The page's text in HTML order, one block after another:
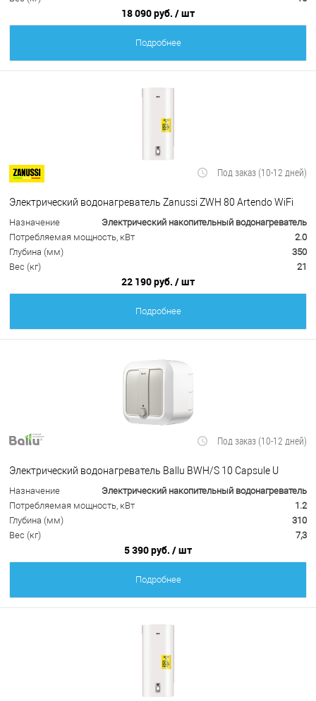
18 090 руб. / шт
Подробнее
Под заказ (10-12 дней)
Электрический водонагреватель Zanussi ZWH 80 Artendo WiFi
Назначение
Электрический накопительный водонагреватель
Потребляемая мощность, кВт
2.0
Глубина (мм)
350
Вес (кг)
21
22 190 руб. / шт
Подробнее
Под заказ (10-12 дней)
Электрический водонагреватель Ballu BWH/S 10 Capsule U
Назначение
Электрический накопительный водонагреватель
Потребляемая мощность, кВт
1.2
Глубина (мм)
310
Вес (кг)
7,3
5 390 руб. / шт
Подробнее